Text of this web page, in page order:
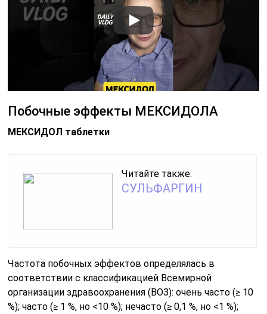
Побочные эффекты МЕКСИДОЛА
МЕКСИДОЛ таблетки
Читайте также:
СУЛЬФАРГИН
Частота побочных эффектов определялась в
соответствии с классификацией Всемирной
организации здравоохранения (ВОЗ): очень часто (≥ 10
%); часто (≥ 1 %, но <10 %); нечасто (≥ 0,1 %, но <1 %);